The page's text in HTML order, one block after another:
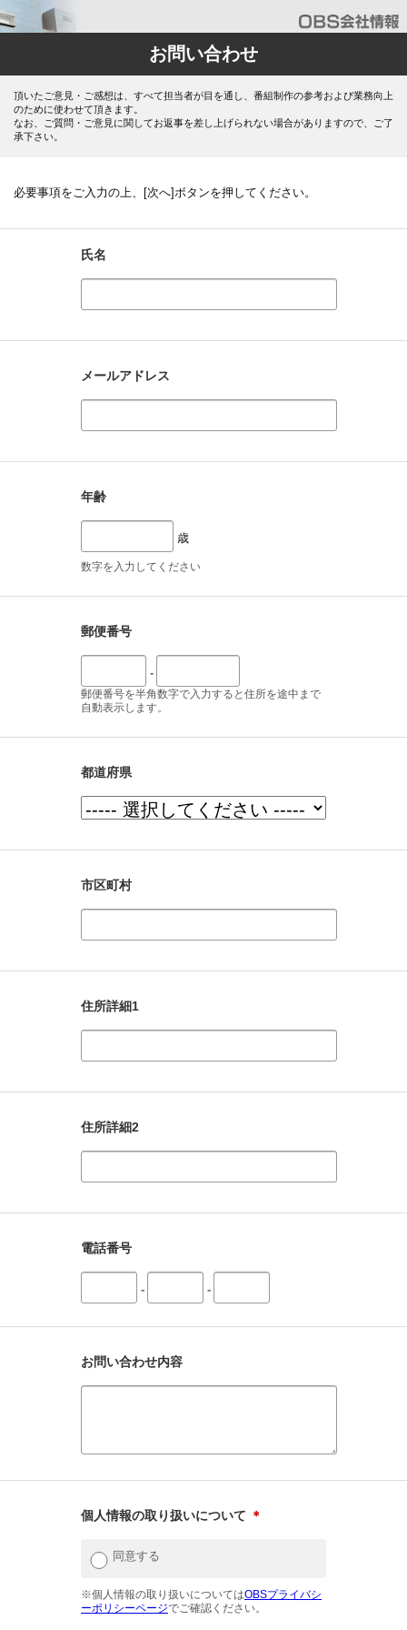
お問い合わせ
頂いたご意見・ご感想は、すべて担当者が目を通し、番組制作の参考および業務向上
のために使わせて頂きます。
なお、ご質問・ご意見に関してお返事を差し上げられない場合がありますので、ご了
承下さい。
必要事項をご入力の上、[次へ]ボタンを押してください。
氏名
メールアドレス
年齢
歳
数字を入力してください
郵便番号
-
郵便番号を半角数字で入力すると住所を途中まで
自動表示します。
都道府県
市区町村
住所詳細1
住所詳細2
電話番号
- -
お問い合わせ内容
個人情報の取り扱いについて ＊
同意する
※個人情報の取り扱いについてはOBSプライバシ
ーポリシーページでご確認ください。